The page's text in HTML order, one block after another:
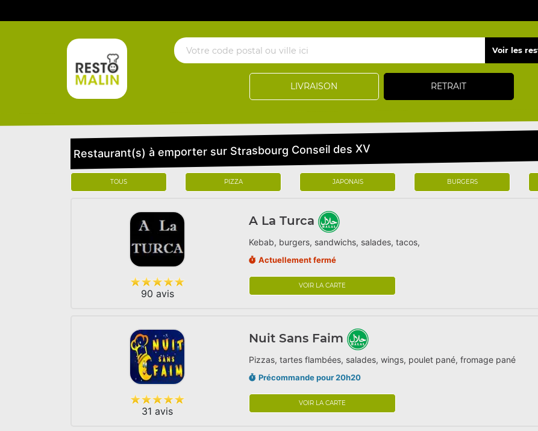
LIVRAISON RETRAIT
Restaurant(s) à emporter sur Strasbourg Conseil des XV
TOUS PIZZA JAPONAIS BURGERS
90 avis
A La Turca
Kebab, burgers, sandwichs, salades, tacos,
Actuellement fermé
VOIR LA CARTE
31 avis
Nuit Sans Faim
Pizzas, tartes flambées, salades, wings, poulet pané, fromage pané
Précommande pour 20h20
VOIR LA CARTE